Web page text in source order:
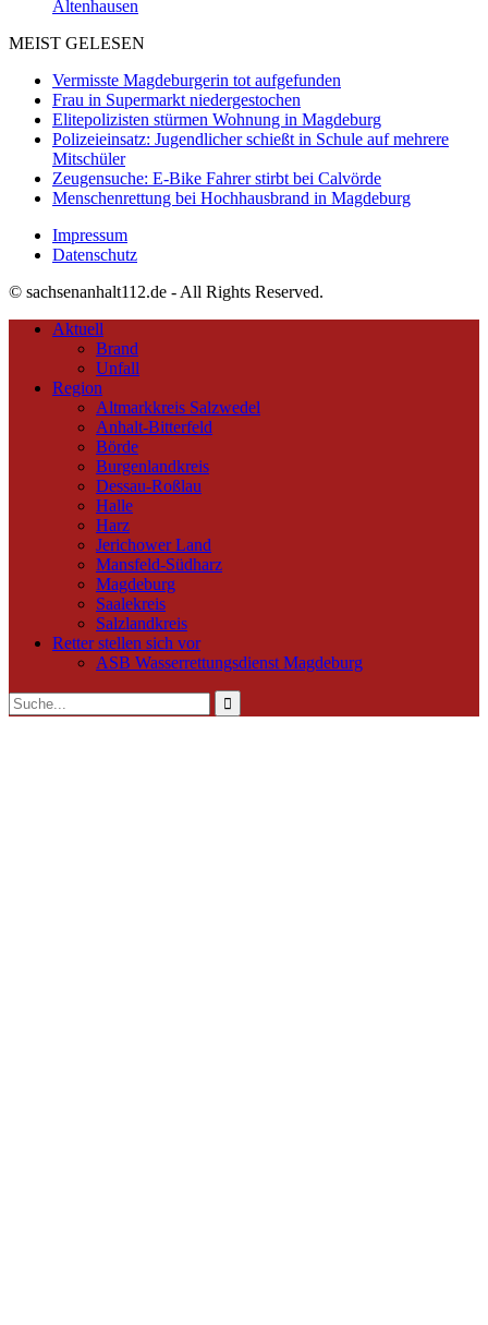
Altenhausen
MEIST GELESEN
Vermisste Magdeburgerin tot aufgefunden
Frau in Supermarkt niedergestochen
Elitepolizisten stürmen Wohnung in Magdeburg
Polizeieinsatz: Jugendlicher schießt in Schule auf mehrere
Mitschüler
Zeugensuche: E-Bike Fahrer stirbt bei Calvörde
Menschenrettung bei Hochhausbrand in Magdeburg
Impressum
Datenschutz
© sachsenanhalt112.de - All Rights Reserved.
Aktuell
Brand
Unfall
Region
Altmarkkreis Salzwedel
Anhalt-Bitterfeld
Börde
Burgenlandkreis
Dessau-Roßlau
Halle
Harz
Jerichower Land
Mansfeld-Südharz
Magdeburg
Saalekreis
Salzlandkreis
Retter stellen sich vor
ASB Wasserrettungsdienst Magdeburg